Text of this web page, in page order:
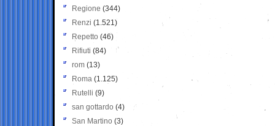
Regione (344)
Renzi (1.521)
Repetto (46)
Rifiuti (84)
rom (13)
Roma (1.125)
Rutelli (9)
san gottardo (4)
San Martino (3)